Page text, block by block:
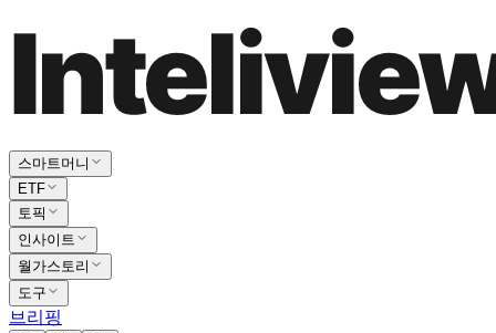
스마트머니
ETF
토픽
인사이트
월가스토리
도구
브리핑